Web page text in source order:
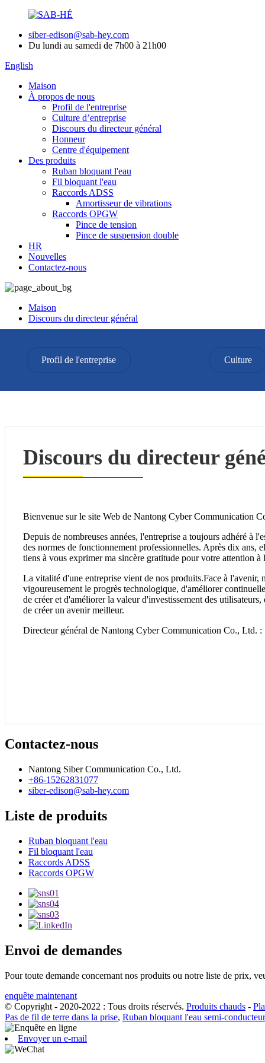
siber-edison@sab-hey.com
Du lundi au samedi de 7h00 à 21h00
English
Maison
À propos de nous
Profil de l'entreprise
Culture d’entreprise
Discours du directeur général
Honneur
Centre d'équipement
Des produits
Ruban bloquant l'eau
Fil bloquant l'eau
Raccords ADSS
Amortisseur de vibrations
Raccords OPGW
Pince de tension
Pince de suspension double
HR
Nouvelles
Contactez-nous
Maison
Discours du directeur général
Profil de l'entreprise Culture
Discours du directeur
Bienvenue sur le site Web de Nantong Cyber ​​Communication
Depuis de nombreuses années, l'entreprise a toujours adhéré à
des normes de fonctionnement professionnelles. Après dix ans,
tiens à vous exprimer ma sincère gratitude pour votre attention
La vitalité d'une entreprise vient de nos produits.Face à
vigoureusement le progrès technologique, d'améliorer
de créer et d'améliorer la valeur d'investissement des
de créer un avenir meilleur.
Directeur général de Nantong Cyber ​​Communication Co., Ltd. :
Contactez-nous
Nantong Siber Communication Co., Ltd.
+86-15262831077
siber-edison@sab-hey.com
Liste de produits
Ruban bloquant l'eau
Fil bloquant l'eau
Raccords ADSS
Raccords OPGW
Envoi de demandes
Pour toute demande concernant nos produits ou notre liste de prix,
enquête maintenant
© Copyright - 2020-2022 : Tous droits réservés. Produits chauds -
Pas de fil de terre dans la prise, Ruban bloquant l'eau semi-conducteur
Envoyer un e-mail